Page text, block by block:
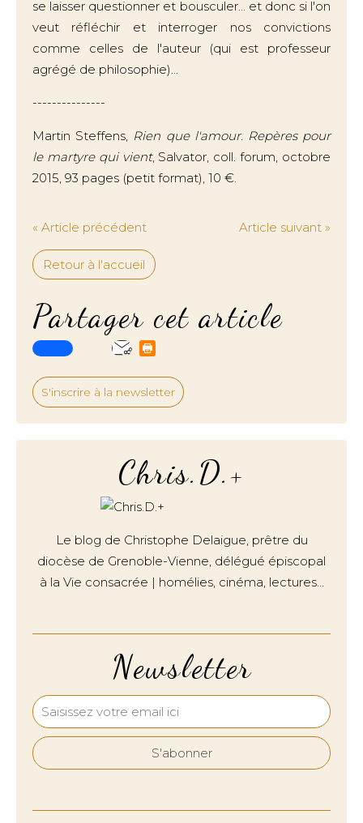
se laisser questionner et bousculer... et donc si l'on
veut réfléchir et interroger nos convictions
comme celles de l'auteur (qui est professeur
agrégé de philosophie)...
---------------
Martin Steffens, Rien que l'amour. Repères pour
le martyre qui vient, Salvator, coll. forum, octobre
2015, 93 pages (petit format), 10 €.
« Article précédent Article suivant »
Retour à l'accueil
Partager cet article
S'inscrire à la newsletter
Newsletter
Chris.D.+
Le blog de Christophe Delaigue, prêtre du
diocèse de Grenoble-Vienne, délégué épiscopal
à la Vie consacrée | homélies, cinéma, lectures…